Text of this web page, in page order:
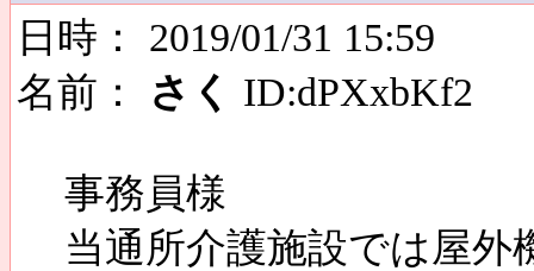
日時： 2019/01/31 15:59
名前：
さく ID:dPXxbKf2
事務員様
当通所介護施設では屋